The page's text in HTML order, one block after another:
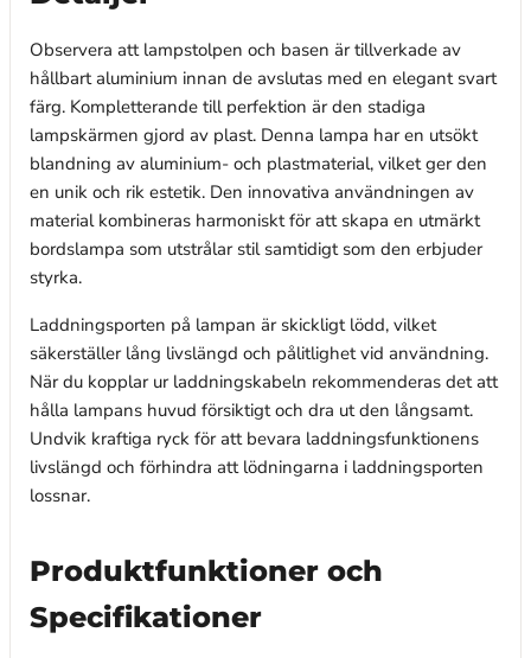
Observera att lampstolpen och basen är tillverkade av
hållbart aluminium innan de avslutas med en elegant svart
färg. Kompletterande till perfektion är den stadiga
lampskärmen gjord av plast. Denna lampa har en utsökt
blandning av aluminium- och plastmaterial, vilket ger den
en unik och rik estetik. Den innovativa användningen av
material kombineras harmoniskt för att skapa en utmärkt
bordslampa som utstrålar stil samtidigt som den erbjuder
styrka.
Laddningsporten på lampan är skickligt lödd, vilket
säkerställer lång livslängd och pålitlighet vid användning.
När du kopplar ur laddningskabeln rekommenderas det att
hålla lampans huvud försiktigt och dra ut den långsamt.
Undvik kraftiga ryck för att bevara laddningsfunktionens
livslängd och förhindra att lödningarna i laddningsporten
lossnar.
Produktfunktioner och
Specifikationer